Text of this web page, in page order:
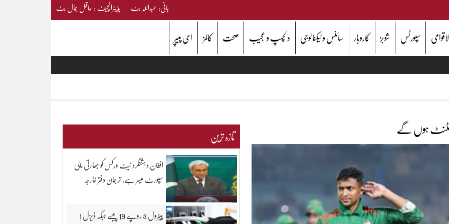
بانی: عبداللہ بٹ ایڈیٹرانچیف : عاقل جمال بٹ
سپورٹس شوبز کاروبار سائنس و ٹیکنالوجی دلچسپ و عجیب صحت کالمز ای پیپر
ہوں گے تازہ ترین
افغان دہشتگرد نیٹ ورکس کو بھارتی مالی
سپورٹ میسر ہے، ترجمان دفتر خارجہ
پیٹرول 3 روپے 19 پیسے جبکہ ڈیزل 1